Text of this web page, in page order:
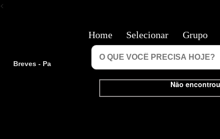
<
Breves - Pa
Não
Home Selecionar Grupo